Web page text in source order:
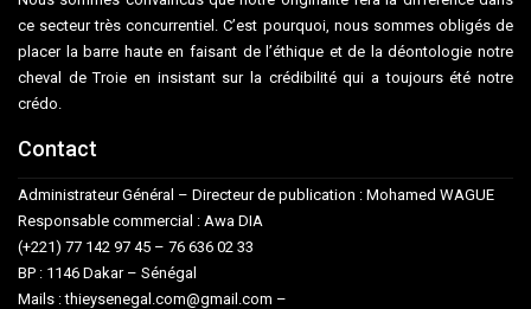
ce secteur très concurrentiel. C’est pourquoi, nous sommes obligés de
placer la barre haute en faisant de l’éthique et de la déontologie notre
cheval de Troie en insistant sur la crédibilité qui a toujours été notre
crédo.
Contact
Administrateur Général – Directeur de publication : Mohamed WAGUE
Responsable commercial : Awa DIA
(+221) 77 142 97 45 – 76 636 02 33
BP : 1146 Dakar – Sénégal
Mails : thieysenegal.com@gmail.com –